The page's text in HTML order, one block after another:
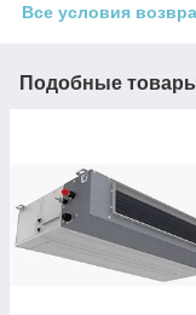
Все условия
Подобные